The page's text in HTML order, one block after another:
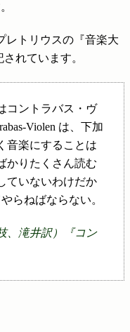
レトリウスの『音楽大
れています。
コントラバス・ヴ
Violen は、下加
音楽にすることは
かりたくさん読む
ていないわけだか
らねばならない。
、滝井訳）『コン